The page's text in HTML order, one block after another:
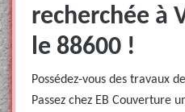
recherchée à
le 88600 !
Possédez-vous des travaux
Passez chez EB Couverture